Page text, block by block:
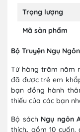
Trọng lượng
Mã sản phẩm
Bộ Truyện Ngụ
Từ hàng trăm năm
đã được trẻ em
bạn đồng hành
thiếu của các bạn
Bộ sách Ngụ ngôn
thích, gồm 10 cuốn,